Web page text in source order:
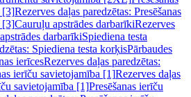
[3]Rezerves daļas paredzētas: Presēšanas
[3]Cauruļu apstrādes darbarīkiRezerves
darbarīkiSpiediena testa
Spiediena testa korķisPārbaudes
ierīcesRezerves daļas paredzētas:
ierīču savietojamība [1]Rezerves daļas
savietojamība [1]Presēšanas ierīču